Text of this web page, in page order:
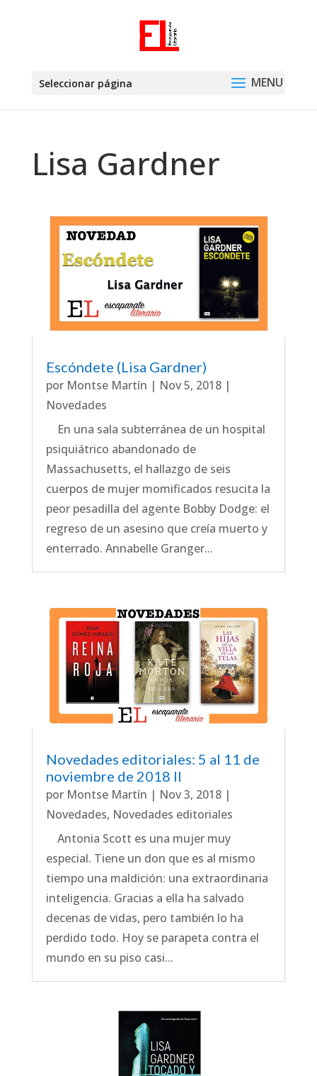
Seleccionar página
Lisa Gardner
Escóndete (Lisa Gardner)
por Montse Martín | Nov 5, 2018|
Novedades
En una sala subterránea de un hospital
psiquiátrico abandonado de
Massachusetts, el hallazgo de seis
cuerpos de mujer momificados resucita la
peor pesadilla del agente Bobby Dodge: el
regreso de un asesino que creía muerto y
enterrado. Annabelle Granger...
Novedades editoriales: 5 al 11 de
noviembre de 2018 II
por Montse Martín | Nov 3, 2018|
Novedades, Novedades editoriales
Antonia Scott es una mujer muy
especial. Tiene un don que es al mismo
tiempo una maldición: una extraordinaria
inteligencia. Gracias a ella ha salvado
decenas de vidas, pero también lo ha
perdido todo. Hoy se parapeta contra el
mundo en su piso casi...